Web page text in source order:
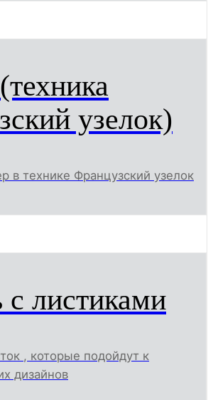
узелок)
в технике Французский узелок
с листиками
, которые подойдут к
дизайнов